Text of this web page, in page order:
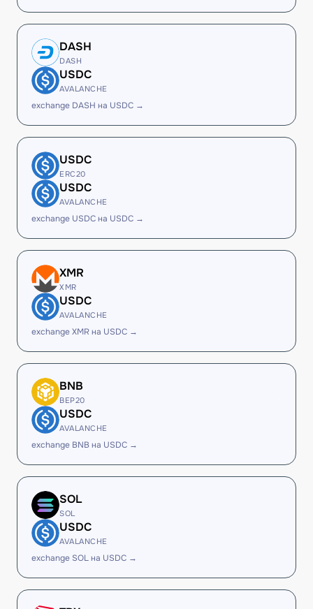
DASH
DASH
USDC
AVALANCHE
exchange DASH на USDC →
USDC
ERC20
USDC
AVALANCHE
exchange USDC на USDC →
XMR
XMR
USDC
AVALANCHE
exchange XMR на USDC →
BNB
BEP20
USDC
AVALANCHE
exchange BNB на USDC →
SOL
SOL
USDC
AVALANCHE
exchange SOL на USDC →